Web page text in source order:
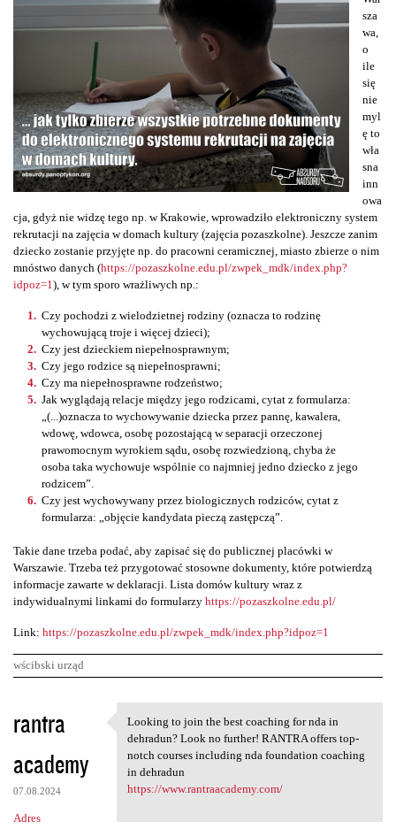
sza
wa,
o
ile
się
nie
myl
ę to
wła
sna
inn
owa
cja, gdyż nie widzę tego np. w Krakowie, wprowadziło elektroniczny system
rekrutacji na zajęcia w domach kultury (zajęcia pozaszkolne). Jeszcze zanim
dziecko zostanie przyjęte np. do pracowni ceramicznej, miasto zbierze o nim
mnóstwo danych (https://pozaszkolne.edu.pl/zwpek_mdk/index.php?
idpoz=1), w tym sporo wrażliwych np.:
Czy pochodzi z wielodzietnej rodziny (oznacza to rodzinę
wychowującą troje i więcej dzieci);
Czy jest dzieckiem niepełnosprawnym;
Czy jego rodzice są niepełnosprawni;
Czy ma niepełnosprawne rodzeństwo;
Jak wyglądają relacje między jego rodzicami, cytat z formularza:
„(...)oznacza to wychowywanie dziecka przez pannę, kawalera,
wdowę, wdowca, osobę pozostającą w separacji orzeczonej
prawomocnym wyrokiem sądu, osobę rozwiedzioną, chyba że
osoba taka wychowuje wspólnie co najmniej jedno dziecko z jego
rodzicem”.
Czy jest wychowywany przez biologicznych rodziców, cytat z
formularza: „objęcie kandydata pieczą zastępczą”.
Takie dane trzeba podać, aby zapisać się do publicznej placówki w
Warszawie. Trzeba też przygotować stosowne dokumenty, które potwierdzą
informacje zawarte w deklaracji. Lista domów kultury wraz z
indywidualnymi linkami do formularzy https://pozaszkolne.edu.pl/
Link: https://pozaszkolne.edu.pl/zwpek_mdk/index.php?idpoz=1
wścibski urząd
K
o
m
e
n
rantra
academy
07.08.2024
Adres
Looking to join the best
Looking to join the best coaching for nda in
dehradun? Look no further! RANTRA offers top-
notch courses including nda foundation coaching
in dehradun
https://www.rantraacademy.com/